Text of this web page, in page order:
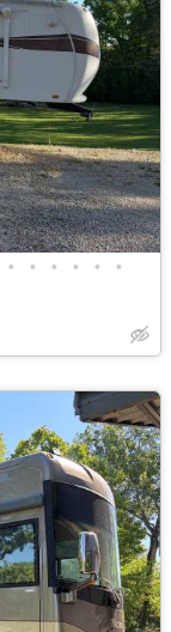
• • • • • •